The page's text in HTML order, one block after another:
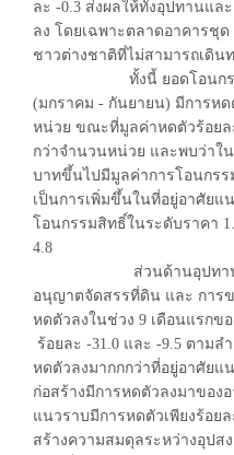
ละ -0.3 ส่งผลให้ทั้งอุปทานแล
ลง โดยเฉพาะตลาดอาคารชุ
ชาวต่างชาติที่ไม่สามารถเดิน
ทั้งนี้ ยอดโอนกรรมสิท
(มกราคม - กันยายน) มีการหด
หน่วย ขณะที่มูลค่าหดตัวร้อยล
กว่าจำนวนหน่วย และพบว่าใ
บาทขึ้นไปมีมูลค่าการโอนกรร
เป็นการเพิ่มขึ้นในที่อยู่อาศัย
โอนกรรมสิทธิ์ในระดับราคา
4.8
ส่วนด้านอุปทานหน่วย
อนุญาตจัดสรรที่ดิน และ การ
หดตัวลงในช่วง 9 เดือนแรกข
ร้อยละ -31.0 และ -9.5 ตาม
หดตัวลงมากกกว่าที่อยู่อาศัย
ก่อสร้างมีการหดตัวลงมาของ
แนวราบมีการหดตัวเพียงร้อย
สร้างความสมดุลระหว่างอุปส